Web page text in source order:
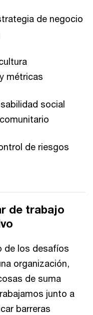
de negocio
métricas
social
de riesgos
de trabajo
de los desafíos
organización,
de suma
junto a
barreras